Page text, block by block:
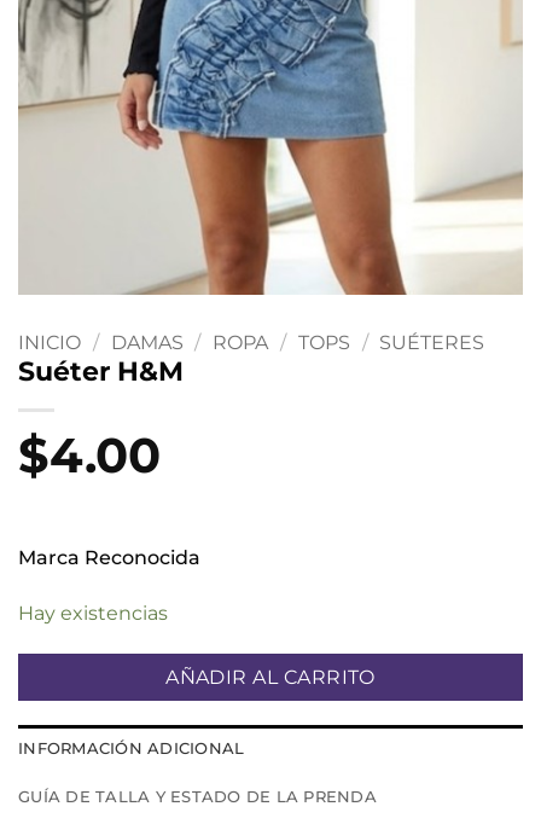
INICIO / DAMAS / ROPA / TOPS / SUÉTERES
Suéter H&M
$4.00
Marca Reconocida
Hay existencias
AÑADIR AL CARRITO
INFORMACIÓN ADICIONAL
GUÍA DE TALLA Y ESTADO DE LA PRENDA